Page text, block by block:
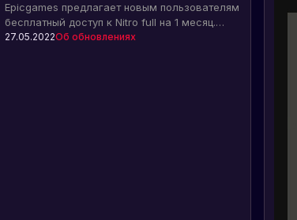
месяц
Epicgames предлагает новым пользователям
бесплатный доступ к Nitro full на 1 месяц.
Узнайте, как получить эту уникальную
27.05.2022Об обновлениях